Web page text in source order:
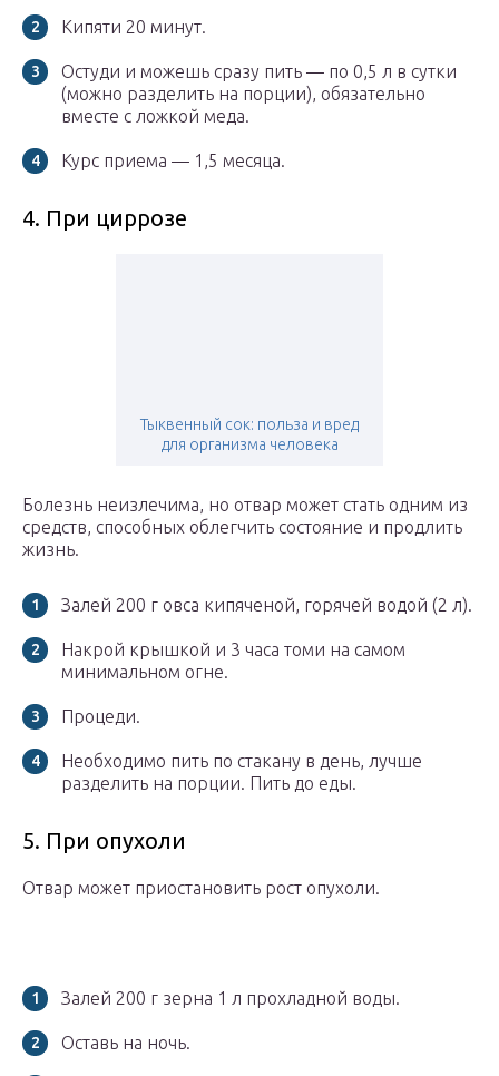
Кипяти 20 минут.
Остуди и можешь сразу пить — по 0,5 л в сутки
(можно разделить на порции), обязательно
вместе с ложкой меда.
Курс приема — 1,5 месяца.
4. При циррозе
Тыквенный сок: польза и вред
для организма человека
Болезнь неизлечима, но отвар может стать одним из
средств, способных облегчить состояние и продлить
жизнь.
Залей 200 г овса кипяченой, горячей водой (2 л).
Накрой крышкой и 3 часа томи на самом
минимальном огне.
Процеди.
Необходимо пить по стакану в день, лучше
разделить на порции. Пить до еды.
5. При опухоли
Отвар может приостановить рост опухоли.
Залей 200 г зерна 1 л прохладной воды.
Оставь на ночь.